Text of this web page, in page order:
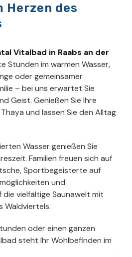
Herzen des
Vitalbad in Raabs an der
Stunden im warmen Wasser,
oder gemeinsamer
– bei uns erwartet Sie
Geist. Genießen Sie Ihre
und lassen Sie den Alltag
Wasser genießen Sie
Familien freuen sich auf
Sportbegeisterte auf
und
die vielfältige Saunawelt mit
Waldviertels.
oder einen ganzen
steht Ihr Wohlbefinden im